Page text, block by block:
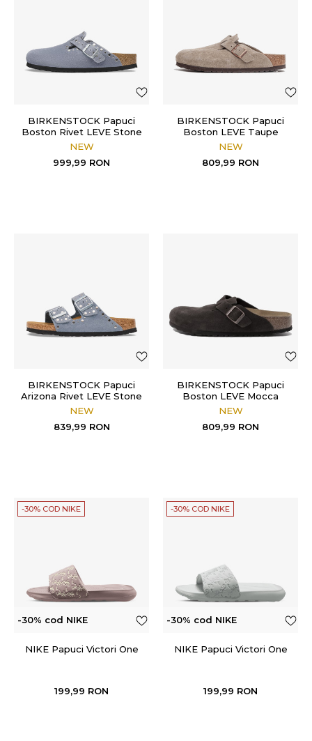
BIRKENSTOCK Papuci
Boston Rivet LEVE Stone
Blue
NEW
999,99 RON
BIRKENSTOCK Papuci
Boston LEVE Taupe
NEW
809,99 RON
BIRKENSTOCK Papuci
Arizona Rivet LEVE Stone
Blue
NEW
839,99 RON
BIRKENSTOCK Papuci
Boston LEVE Mocca
NEW
809,99 RON
-30% COD NIKE
-30% cod NIKE
NIKE Papuci Victori One
199,99 RON
-30% COD NIKE
-30% cod NIKE
NIKE Papuci Victori One
199,99 RON